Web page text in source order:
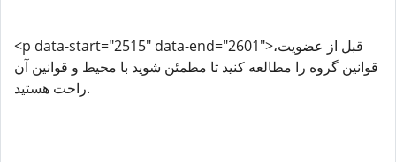
<p data-start="2515" data-end="2601">قبل از عضویت،
قوانین گروه را مطالعه کنید تا مطمئن شوید با محیط و قوانین آن
راحت هستید.